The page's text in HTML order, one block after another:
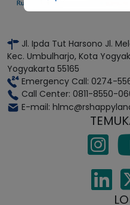
Jl. Ipda Tut Harsono Jl.
Kec. Umbulharjo, Kota
Yogyakarta 55165
Emergency Call: 0274-
Call Center: 0811-8550-
E-mail: